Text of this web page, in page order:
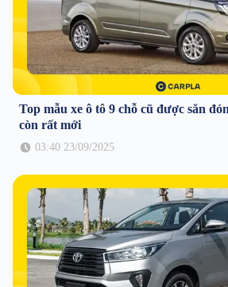
Top mẫu xe ô tô 9 chỗ cũ được săn
còn rất mới
03:40 23/09/2025